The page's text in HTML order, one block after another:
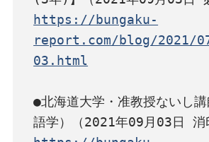
https://bungaku-
report.com/blog/2021/
03.html
●北海道大学・准教授ないし